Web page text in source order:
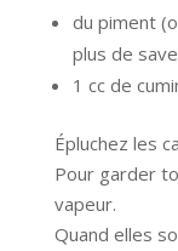
du piment
plus de
1 cc de
Épluchez les
Pour garder
vapeur.
Quand elles